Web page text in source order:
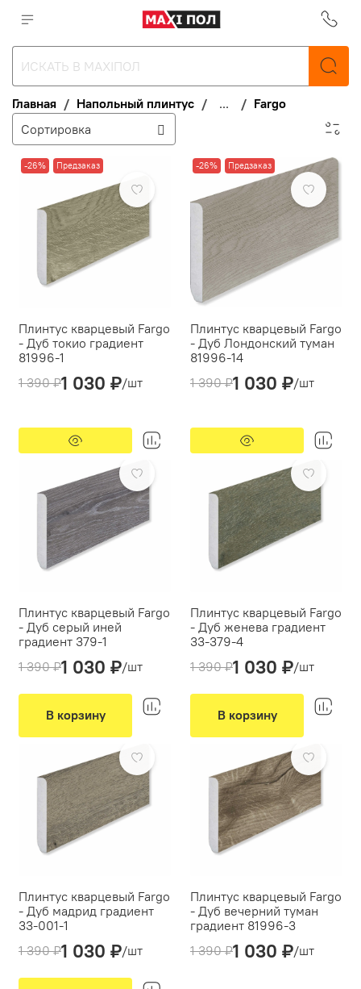
Главная Напольный плинтус ... Fargo
-26% Предзаказ
Плинтус кварцевый Fargo
- Дуб токио градиент
81996-1
Производитель: Fargo
1 390 ₽1 030 ₽/шт
-26% Предзаказ
Плинтус кварцевый Fargo
- Дуб Лондонский туман
81996-14
Производитель: Fargo
1 390 ₽1 030 ₽/шт
Плинтус кварцевый Fargo
- Дуб серый иней
градиент 379-1
Производитель: Fargo
Тип монтажа:клеевой
1 390 ₽1 030 ₽/шт
В корзину
Плинтус кварцевый Fargo
- Дуб женева градиент
33-379-4
Производитель: Fargo
Тип монтажа:клеевой
1 390 ₽1 030 ₽/шт
В корзину
Плинтус кварцевый Fargo
- Дуб мадрид градиент
33-001-1
Производитель: Fargo
Тип монтажа:клеевой
1 390 ₽1 030 ₽/шт
Плинтус кварцевый Fargo
- Дуб вечерний туман
градиент 81996-3
Производитель: Fargo
1 390 ₽1 030 ₽/шт